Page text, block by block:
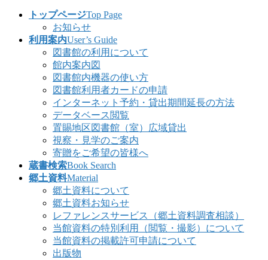
トップページTop Page
お知らせ
利用案内User’s Guide
図書館の利用について
館内案内図
図書館内機器の使い方
図書館利用者カードの申請
インターネット予約・貸出期間延長の方法
データベース閲覧
置賜地区図書館（室）広域貸出
視察・見学のご案内
寄贈をご希望の皆様へ
蔵書検索Book Search
郷土資料Material
郷土資料について
郷土資料お知らせ
レファレンスサービス（郷土資料調査相談）
当館資料の特別利用（閲覧・撮影）について
当館資料の掲載許可申請について
出版物